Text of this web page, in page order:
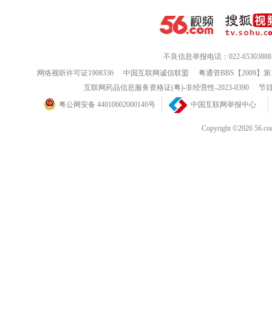
不良信息举报电话：022-65303888
网络视听许可证1908336
中国互联网诚信联盟
粤通管BBS【2009】
互联网药品信息服务资格证(粤)-非经营性-2023-0390
节
粤公网安备 44010602000140号
中国互联网举报中心
Copyright ©2026